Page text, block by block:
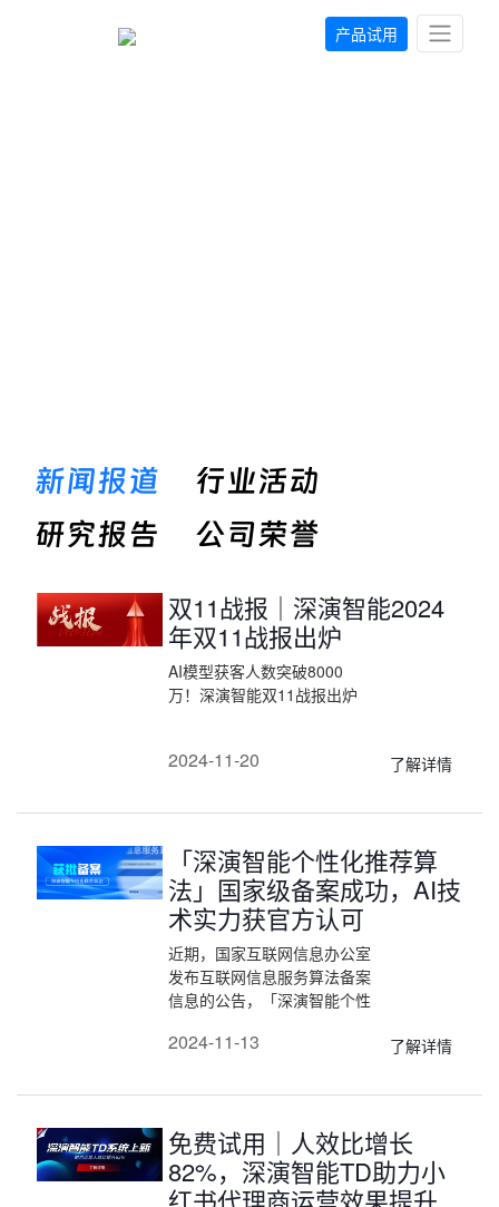
产品试用
新闻报道
行业活动
研究报告
公司荣誉
双11战报｜深演智能2024
年双11战报出炉
AI模型获客人数突破8000
万！深演智能双11战报出炉
2024-11-20 了解详情
「深演智能个性化推荐算
法」国家级备案成功，AI技
术实力获官方认可
近期，国家互联网信息办公室
发布互联网信息服务算法备案
信息的公告，「深演智能个性
联网信息办公室备案，正式列
算法备案清单（2024年10
智能个性化推荐算法在人工智
能领域的创新成果得到了国家
层面的认可。
2024-11-13 了解详情
免费试用｜人效比增长
82%，深演智能TD助力小
红书代理商运营效果提升